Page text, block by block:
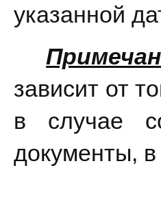
указанной
зависит от
в случае
документы,